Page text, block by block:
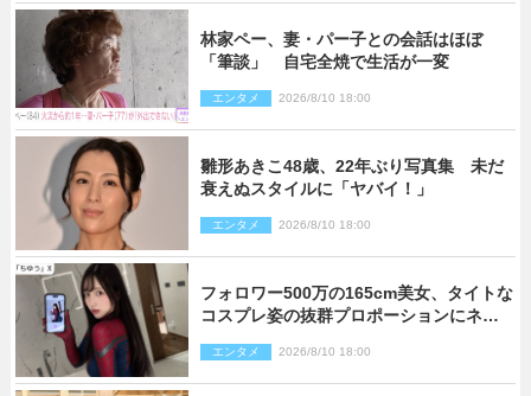
林家ペー、妻・パー子との会話はほぼ
「筆談」 自宅全焼で生活が一変
エンタメ 2026/8/10 18:00
雛形あきこ48歳、22年ぶり写真集 未だ
衰えぬスタイルに「ヤバイ！」
エンタメ 2026/8/10 18:00
フォロワー500万の165cm美女、タイトな
コスプレ姿の抜群プロポーションにネッ
エンタメ 2026/8/10 18:00